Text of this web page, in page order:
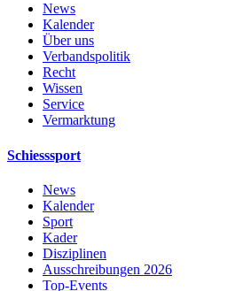
News
Kalender
Über uns
Verbandspolitik
Recht
Wissen
Service
Vermarktung
Schiesssport
News
Kalender
Sport
Kader
Disziplinen
Ausschreibungen 2026
Top-Events